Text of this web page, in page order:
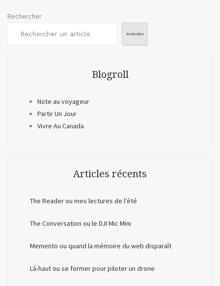
Rechercher
Rechercher
Blogroll
Note au voyageur
Partir Un Jour
Vivre Au Canada
Articles récents
The Reader ou mes lectures de l’été
The Conversation ou le DJI Mic Mini
Memento ou quand la mémoire du web disparaît
Là-haut ou se former pour piloter un drone